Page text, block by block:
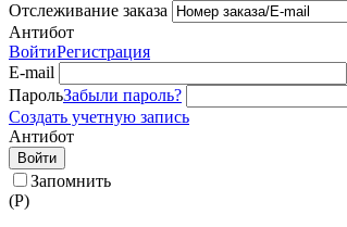
Отслеживание заказа
Антибот
ВойтиРегистрация
E-mail
ПарольЗабыли пароль?
Создать учетную запись
Антибот
Войти
Запомнить
(Р)